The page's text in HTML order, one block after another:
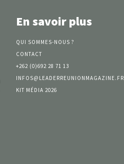
En savoir plus
QUI SOMMES-NOUS ?
CONTACT
+262 (0)692 28 71 13
INFOS@LEADERREUNIONMAGAZINE.FR
KIT MÉDIA 2026